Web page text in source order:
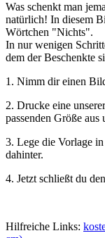
Was schenkt man
natürlich! In diesem
Wörtchen "Nichts".
In nur wenigen
dem der Beschenkte
1. Nimm dir einen
2. Drucke eine
passenden Größe aus
3. Lege die Vorlage
dahinter.
4. Jetzt schließt du
Hilfreiche Links: